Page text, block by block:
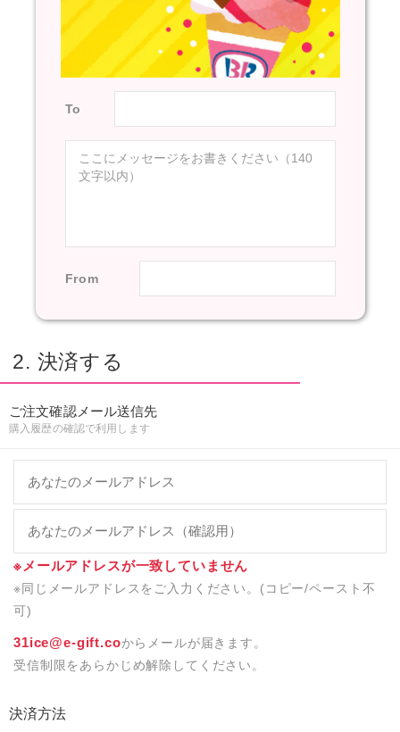
To
From
2. 決済する
ご注文確認メール送信先
購入履歴の確認で利用します
※メールアドレスが一致していません
※同じメールアドレスをご入力ください。(コピー/ペースト不
可)
31ice@e-gift.coからメールが届きます。
受信制限をあらかじめ解除してください。
決済方法